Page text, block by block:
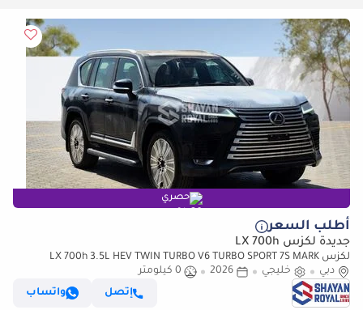
حصري
أطلب السعر
جديدة لكزس LX 700h
لكزس LX 700h 3.5L HEV TWIN TURBO V6 TURBO SPORT 7S MARK
LEVINSON | AUTO PARKING, 2026MY
دبي خليجي 2026
0 كيلومتر
إتصل
واتساب